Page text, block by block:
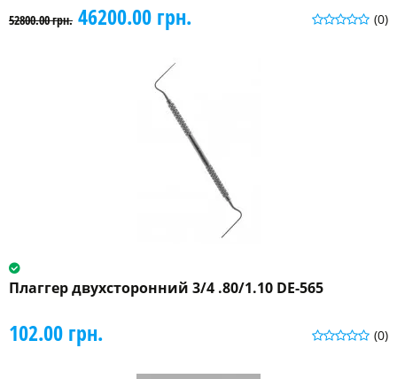
(0)
52800.00 грн. 46200.00 грн.
Плаггер двухсторонний 3/4 .80/1.10 DE-565
(0)
102.00 грн.